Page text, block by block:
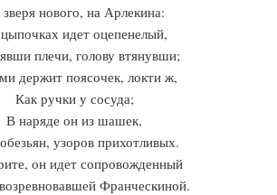
нового, на Арлекина:
идет оцепенелый,
плечи, голову втянувши;
держит поясочек, локти ж,
Как ручки у сосуда;
В наряде он из шашек,
узоров прихотливых.
он идет сопровожденный
Франческиной.